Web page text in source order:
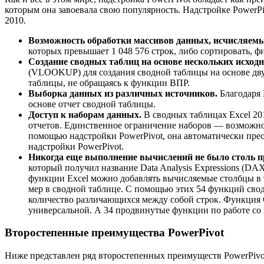
которым она завоевала свою популярность. Надстройке
2010.
Возможность обработки массивов данных,
которых превышает 1 048 576 строк, либо сортировать,
Создание сводных таблиц на основе нескольких
(VLOOKUP) для создания сводной таблицы на основе
таблицы, не обращаясь к функции ВПР.
Выборка данных из различных источников.
основе отчет сводной таблицы.
Доступ к наборам данных. В сводных таблицах Excel
отчетов. Единственное ограничение наборов —
помощью надстройки PowerPivot, она автоматически
надстройки PowerPivot.
Никогда еще выполнение вычислений не было столь
который получил название Data Analysis Expressions
функции Excel можно добавлять вычисляемые столбцы в
мер в сводной таблице. С помощью этих 54 функций
количество различающихся между собой строк.
универсальной. А 34 продвинутые функции по работе
Второстепенные преимущества PowerPivot
Ниже представлен ряд второстепенных преимуществ